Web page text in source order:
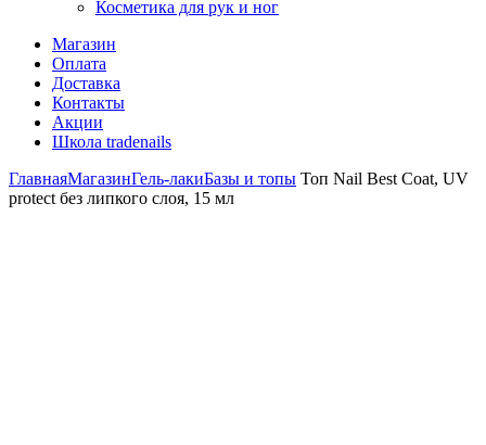
Косметика для рук и ног
Магазин
Оплата
Доставка
Контакты
Акции
Школа tradenails
ГлавнаяМагазинГель-лакиБазы и топы Топ Nail Best Coat, UV
protect без липкого слоя, 15 мл